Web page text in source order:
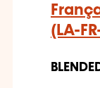
(LA-